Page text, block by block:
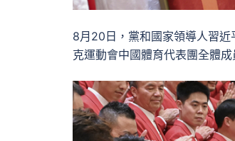
8月20日，黨和國家領導人習
克運動會中國體育代表團全體